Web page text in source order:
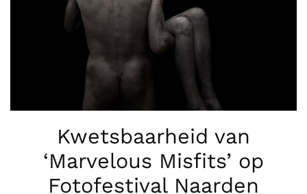
Kwetsbaarheid van
‘Marvelous Misfits’ op
Fotofestival Naarden